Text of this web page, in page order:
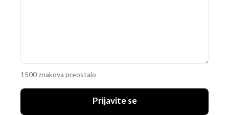
1500 znakova preostalo
Prijavite se